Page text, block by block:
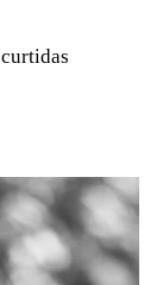
curtidas